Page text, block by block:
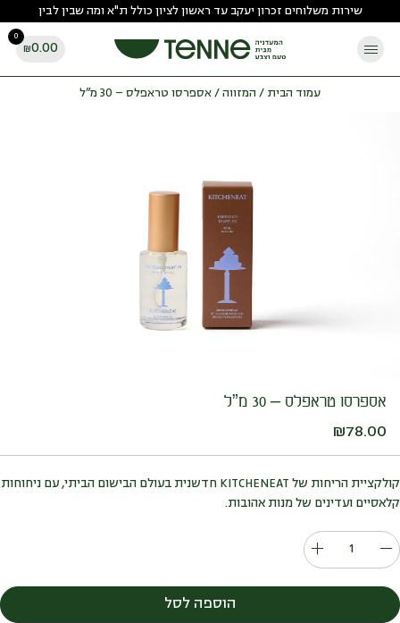
to
content
שירות משלוחים זכרון יעקב עד ראשון לציון כולל ת"א ומה שבין לבין
0
₪0.00
עמוד הבית / המזווה/ אספרסו טראפלס – 30 מ”ל
אספרסו טראפלס – 30 מ”ל
₪78.00
קולקציית הריחות של KITCHENEAT חדשנית בעולם הבישום הביתי, עם ניחוחות
קלאסיים ועדינים של מנות אהובות.
כמות
אספרסו
טראפלס
הוספה לסל